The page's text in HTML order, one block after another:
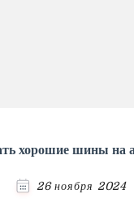
хорошие шины на
26 ноября 2024